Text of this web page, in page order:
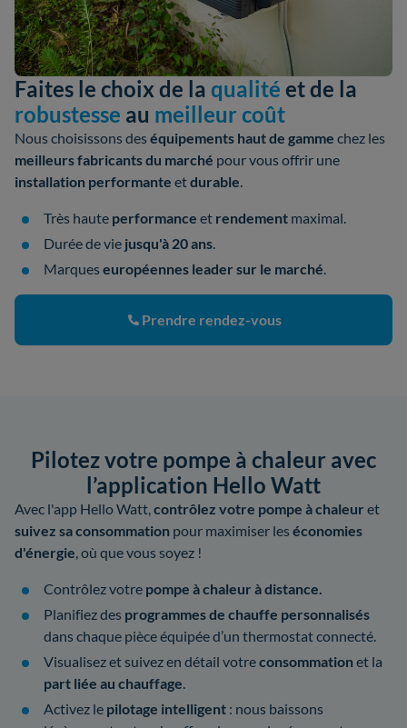
Faites le choix de la qualité et de la
robustesse au meilleur coût
Nous choisissons deséquipements haut de gamme chez les
meilleurs fabricantsdu marché pour vous offrir une
installation performante etdurable.
Très haute performance et rendement maximal.
Durée de vie jusqu'à 20 ans.
Marqueseuropéennes leader sur le marché.
Prendre rendez-vous
Pilotez votre pompe à chaleur avec
l’application Hello Watt
Avec l'app Hello Watt,contrôlez votre pompe à chaleur et
suivez sa consommation pour maximiser les économies
d'énergie, où que vous soyez !
Contrôlez votre pompe à chaleur à distance.
Planifiez des programmes de chauffe personnalisés
dans chaque pièce équipée d’un thermostat connecté.
Visualisez et suivez en détail votreconsommation et la
part liée au chauffage.
Activez le pilotage intelligent : nous baissons